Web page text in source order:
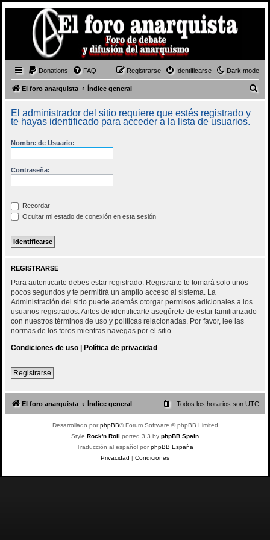
Dark mode
Donations FAQ Identificarse
Registrarse
El foro anarquista Índice general
c
El administrador del sitio requiere que estés registrado y
te hayas identificado para acceder a la lista de usuarios.
Nombre de Usuario:
Contraseña:
Recordar
Ocultar mi estado de conexión en esta sesión
REGISTRARSE
Para autenticarte debes estar registrado. Registrarte te tomará solo unos
pocos segundos y te permitirá un amplio acceso al sistema. La
Administración del sitio puede además otorgar permisos adicionales a los
usuarios registrados. Antes de identificarte asegúrete de estar familiarizado
con nuestros términos de uso y políticas relacionadas. Por favor, lee las
normas de los foros mientras navegas por el sitio.
Condiciones de uso | Política de privacidad
Registrarse
El foro anarquista Índice general Todos los horarios son UTC
Desarrollado porphpBB® Forum Software © phpBB Limited
Style Rock'n Roll ported 3.3 by phpBB Spain
Traducción al español porphpBB España
Privacidad | Condiciones